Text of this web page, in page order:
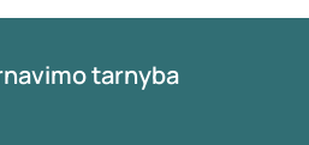
tarnyba